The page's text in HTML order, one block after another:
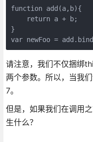
function add(a,b){
    return a + b;
}
var newFoo =
请注意，我们不仅捆绑
两个参数。所以，当我
7。
但是，如果我们在调用
生什么？